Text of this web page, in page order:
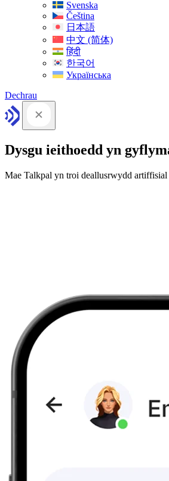
Svenska
Čeština
日本語
中文 (简体)
हिंदी
한국어
Українська
Dechrau
Dysgu ieithoedd yn
Mae Talkpal yn troi deallusrwydd